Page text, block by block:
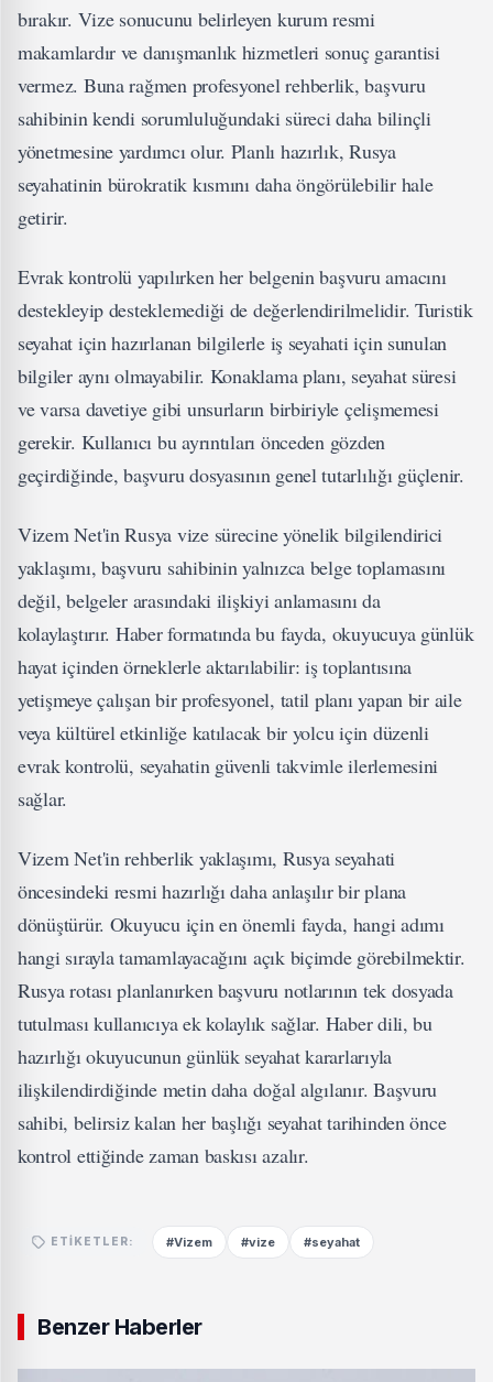
bırakır. Vize sonucunu belirleyen kurum resmi
makamlardır ve danışmanlık hizmetleri sonuç garantisi
vermez. Buna rağmen profesyonel rehberlik, başvuru
sahibinin kendi sorumluluğundaki süreci daha bilinçli
yönetmesine yardımcı olur. Planlı hazırlık, Rusya
seyahatinin bürokratik kısmını daha öngörülebilir hale
getirir.
Evrak kontrolü yapılırken her belgenin başvuru amacını
destekleyip desteklemediği de değerlendirilmelidir. Turistik
seyahat için hazırlanan bilgilerle iş seyahati için sunulan
bilgiler aynı olmayabilir. Konaklama planı, seyahat süresi
ve varsa davetiye gibi unsurların birbiriyle çelişmemesi
gerekir. Kullanıcı bu ayrıntıları önceden gözden
geçirdiğinde, başvuru dosyasının genel tutarlılığı güçlenir.
Vizem Net'in Rusya vize sürecine yönelik bilgilendirici
yaklaşımı, başvuru sahibinin yalnızca belge toplamasını
değil, belgeler arasındaki ilişkiyi anlamasını da
kolaylaştırır. Haber formatında bu fayda, okuyucuya günlük
hayat içinden örneklerle aktarılabilir: iş toplantısına
yetişmeye çalışan bir profesyonel, tatil planı yapan bir aile
veya kültürel etkinliğe katılacak bir yolcu için düzenli
evrak kontrolü, seyahatin güvenli takvimle ilerlemesini
sağlar.
Vizem Net'in rehberlik yaklaşımı, Rusya seyahati
öncesindeki resmi hazırlığı daha anlaşılır bir plana
dönüştürür. Okuyucu için en önemli fayda, hangi adımı
hangi sırayla tamamlayacağını açık biçimde görebilmektir.
Rusya rotası planlanırken başvuru notlarının tek dosyada
tutulması kullanıcıya ek kolaylık sağlar. Haber dili, bu
hazırlığı okuyucunun günlük seyahat kararlarıyla
ilişkilendirdiğinde metin daha doğal algılanır. Başvuru
sahibi, belirsiz kalan her başlığı seyahat tarihinden önce
kontrol ettiğinde zaman baskısı azalır.
ETIKETLER: #Vizem #vize #seyahat
Benzer Haberler